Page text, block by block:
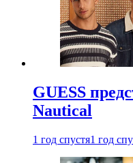
GUESS
Nautical
1 год спустя1 год